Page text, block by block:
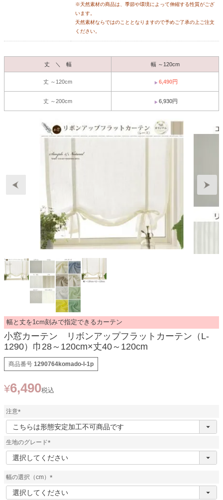
※天然素材の商品は、季節や環境によって伸縮する性質がござ
います。
天然素材ならではのこととなりますので予めご了承の上ご注文
ください。
丈 ＼ 幅 幅 ～120cm
丈 ～120cm 6,490円
丈 ～200cm 6,930円
幅と丈を1cm刻みで指定できるカーテン
小窓カーテン リボンアップフラットカーテン（L-
1290）巾28～120cm×丈40～120cm
商品番号 1290764komado-l-1p
¥6,490税込
注意
(
必
須
生地のグレード
(
必
幅の選択（cm）
(
必